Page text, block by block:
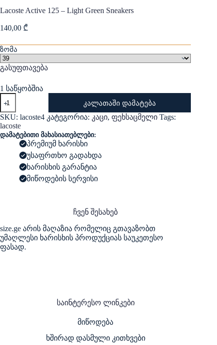
Lacoste Active 125 – Light Green Sneakers
140,00 ₾
ზომა
გასუფთავება
1 საწყობშია
Lacoste
Active
125
-
Light
Sneakers
კალათაში დამატება
SKU: lacoste4 კატეგორია: კაცი, ფეხსაცმელი Tags:
lacoste
დამატებითი მახასიათებლები:
პრემიუმ ხარისხი
უსაფრთხო გადახდა
ხარისხის გარანტია
მიწოდების სერვისი
ჩვენ შესახებ
size.ge არის მაღაზია რომელიც გთავაზობთ
უმაღლესი ხარისხის პროდუქციას საუკეთესო
ფასად.
საინტერესო ლინკები
მიწოდება
ხშირად დასმული კითხვები